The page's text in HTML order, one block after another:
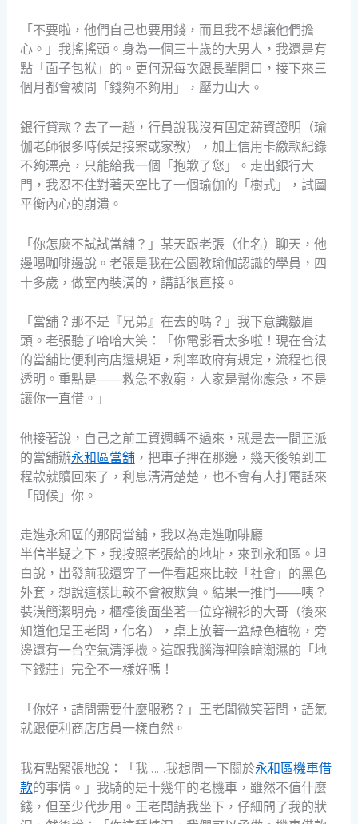
「不要啦，他們自己也要用錢，而且我不想讓他們擔
心。」我搖搖頭。身為一個三十歲的大男人，我還是有
點「面子包袱」的。更何況每次跟長輩開口，接下來三
個月都會被問「錢夠不夠用」，壓力山大。
銀行貸款？去了一趟，行員說我沒有固定薪資證明（瑜
伽老師很多時候是接案或家教），加上信用卡繳款紀錄
不夠漂亮，只能給我一個「抱歉了您」。走出銀行大
門，我忍不住對著天空比了一個瑜伽的「樹式」，試圖
平衡內心的崩潰。
「你怎麼不試試當舖？」某天跟老張（化名）聊天，他
邊喝咖啡邊說。老張是我在公園教瑜伽認識的學員，四
十多歲，做室內裝潢的，講話很直接。
「當舖？那不是『兄弟』在去的嗎？」我下意識皺眉
頭。老張聽了哈哈大笑：「你電影看太多啦！現在合法
的當舖比便利商店還規矩，利率政府有規定，流程也很
透明。重點是——救急不救窮，人家是幫你應急，不是
讓你一直借。」
他接著說，自己之前工資週轉不過來，就是去一間正派
的當舖辦永和區當舖，把車子押在那邊，幾天後領到工
程款就贖回來了，利息清清楚楚，也不會有人打電話來
「問候」你。
走進永和區的那間當舖，我以為走進咖啡廳
半信半疑之下，我按照老張給的地址，來到永和區。坦
白說，出發前我還穿了一件看起來比較「社會」的黑色
外套，想說這樣比較不會被欺負。結果一推門——咦？
裝潢簡潔明亮，櫃檯後面坐著一位穿襯衫的大哥（後來
知道他是王老闆，化名），桌上放著一盆綠色植物，旁
邊還有一台空氣清淨機。這跟我腦海裡陰暗潮濕的「地
下錢莊」完全不一樣好嗎！
「你好，請問需要什麼服務？」王老闆微笑著問，語氣
就跟便利商店店員一樣自然。
我有點緊張地說：「我……我想問一下關於永和區機車借
款的事情。」我騎的是十幾年的老機車，雖然不值什麼
錢，但至少代步用。王老闆請我坐下，仔細問了我的狀